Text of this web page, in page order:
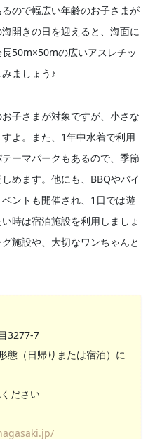
ので幅広い年齢のお子さまが
開きの日を迎えると、海面に
50m×50mの広いアスレチッ
ましょう♪
子さまが対象ですが、小さな
よ。また、1年中水着で利用
ーマパークもあるので、季節
めます。他にも、BBQやバイ
ントも開催され、1日では遊
時は宿泊施設を利用しましょ
施設や、大切なワンちゃんと
3277-7
態（日帰りまたは宿泊）に
ださい